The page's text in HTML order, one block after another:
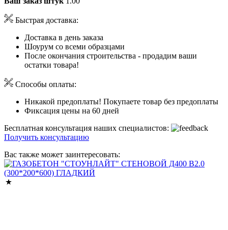
Быстрая доставка:
Доставка в день заказа
Шоурум со всеми образцами
После окончания строительства - продадим ваши
остатки товара!
Способы оплаты:
Никакой предоплаты! Покупаете товар без предоплаты
Фиксация цены на 60 дней
Бесплатная консультация наших специалистов:
Получить консультацию
Вас также может заинтересовать: